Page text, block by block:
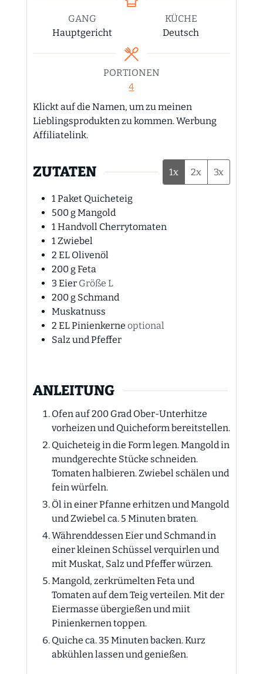
GANG
Hauptgericht
KÜCHE
Deutsch
PORTIONEN
4
Klickt auf die Namen, um zu meinen
Lieblingsprodukten zu kommen. Werbung
Affiliatelink.
ZUTATEN 1x 2x 3x
1 Paket Quicheteig
500gMangold
1 Handvoll Cherrytomaten
1 Zwiebel
2 EL Olivenöl
200gFeta
3 Eier Größe L
200g Schmand
Muskatnuss
2 ELPinienkerne optional
Salz und Pfeffer
ANLEITUNG
Ofen auf 200 Grad Ober-Unterhitze
vorheizen und Quicheform bereitstellen.
Quicheteig in die Form legen. Mangold in
mundgerechte Stücke schneiden.
Tomaten halbieren. Zwiebel schälen und
fein würfeln.
Öl in einer Pfanne erhitzen und Mangold
und Zwiebel ca. 5 Minuten braten.
Währenddessen Eier und Schmand in
einer kleinen Schüssel verquirlen und
mit Muskat, Salz und Pfeffer würzen.
Mangold, zerkrümelten Feta und
Tomaten auf dem Teig verteilen. Mit der
Eiermasse übergießen und miit
Pinienkernen toppen.
Quiche ca. 35 Minuten backen. Kurz
abkühlen lassen und genießen.